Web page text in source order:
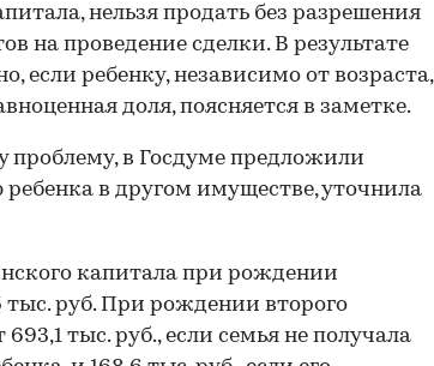
нельзя продать без разрешения
на проведение сделки. В результате
если ребенку, независимо от возраста,
доля, поясняется в заметке.
проблему, в Госдуме предложили
в другом имуществе, уточнила
капитала при рождении
тыс. руб. При рождении второго
тыс. руб., если семья не получала